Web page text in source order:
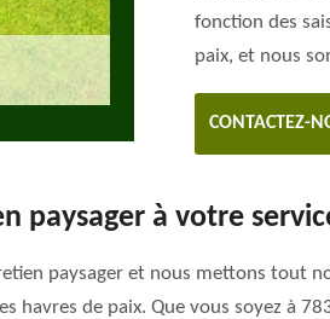
fonction des
paix, et nous
CONTACTEZ-
paysager à votre
paysager et nous mettons tout
havres de paix. Que vous soyez à